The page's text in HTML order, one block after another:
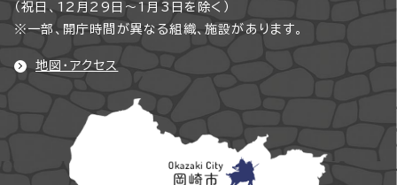
（祝日、12月29日～1月3日を除く）
※一部、開庁時間が異なる組織、施設があります。
地図・アクセス